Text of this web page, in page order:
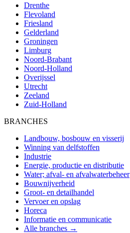
Drenthe
Flevoland
Friesland
Gelderland
Groningen
Limburg
Noord-Brabant
Noord-Holland
Overijssel
Utrecht
Zeeland
Zuid-Holland
BRANCHES
Landbouw, bosbouw en visserij
Winning van delfstoffen
Industrie
Energie, productie en distributie
Water; afval- en afvalwaterbeheer
Bouwnijverheid
Groot- en detailhandel
Vervoer en opslag
Horeca
Informatie en communicatie
Alle branches →